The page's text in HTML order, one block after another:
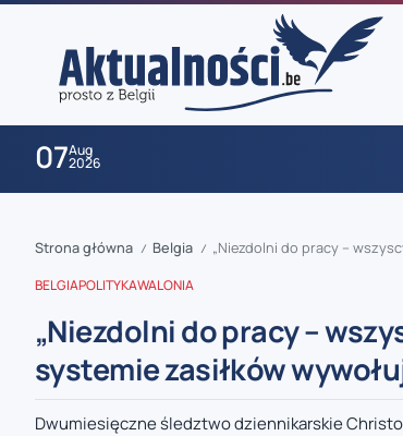
07Aug
2026
Strona główna / Belgia / „Niezdolni do pracy –
BELGIAPOLITYKAWALONIA
„Niezdolni do pracy –
systemie zasiłków
Dwumiesięczne śledztwo dziennikarskie